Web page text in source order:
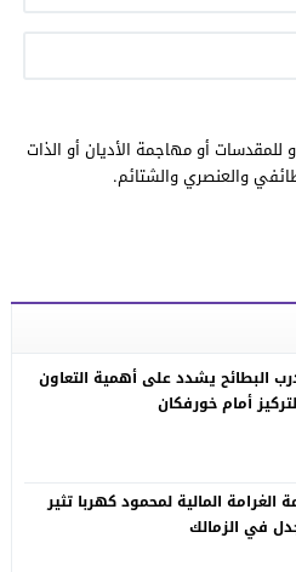
للمقدسات أو مهاجمة الأديان أو الذات
والعنصري والشتائم.
البطائح يشدد على أهمية التعاون
أمام خورفكان
الغرامة المالية لمحمود كهربا تثير
في الزمالك